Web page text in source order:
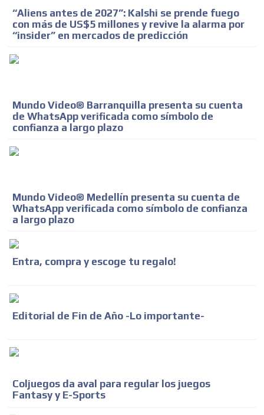
“Aliens antes de 2027”: Kalshi se prende fuego
con más de US$5 millones y revive la alarma por
“insider” en mercados de predicción
Mundo Video® Barranquilla presenta su cuenta
de WhatsApp verificada como símbolo de
confianza a largo plazo
Mundo Video® Medellín presenta su cuenta de
WhatsApp verificada como símbolo de confianza
a largo plazo
Entra, compra y escoge tu regalo!
Editorial de Fin de Año -Lo importante-
Coljuegos da aval para regular los juegos
Fantasy y E-Sports
ADVERTISEMENT